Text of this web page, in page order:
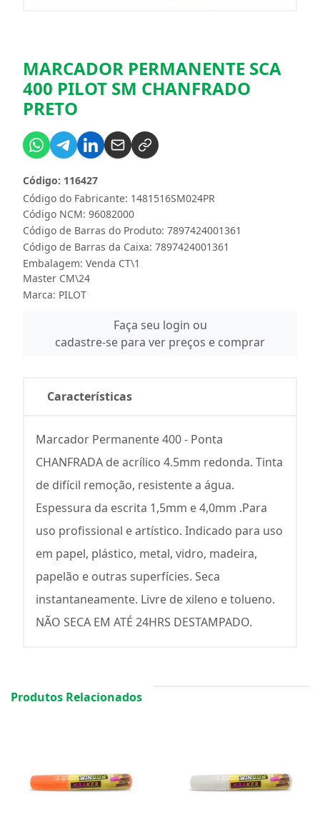
MARCADOR PERMANENTE SCA
400 PILOT SM CHANFRADO
PRETO
Código do Fabricante: 1481516SM024PR
Código: 116427
Código NCM: 96082000
Código de Barras do Produto: 7897424001361
Código de Barras da Caixa: 7897424001361
Embalagem: Venda CT\1
Master CM\24
Marca: PILOT
Faça seu login ou
cadastre-se para ver preços e comprar
Características
Marcador Permanente 400 - Ponta
CHANFRADA de acrílico 4.5mm redonda. Tinta
de difícil remoção, resistente a água.
Espessura da escrita 1,5mm e 4,0mm .Para
uso profissional e artístico. Indicado para uso
em papel, plástico, metal, vidro, madeira,
papelão e outras superfícies. Seca
instantaneamente. Livre de xileno e tolueno.
NÃO SECA EM ATÉ 24HRS DESTAMPADO.
Produtos Relacionados